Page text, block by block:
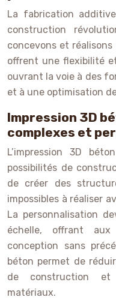
La fabrication
construction
concevons et
offrent une flexibilité
ouvrant la voie à des
et à une optimisation
Impression 3D
complexes et
L’impression 3D
possibilités de
de créer des
impossibles à réaliser
La personnalisation
échelle, offrant
conception sans
béton permet de
de construction et
matériaux.